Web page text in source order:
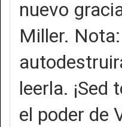
nuevo
Miller.
leerla. ¡Sed
el poder de